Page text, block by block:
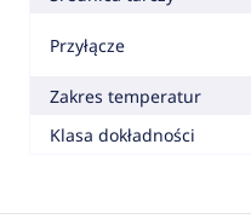
Przyłącze
Zakres temperatur
Klasa dokładności